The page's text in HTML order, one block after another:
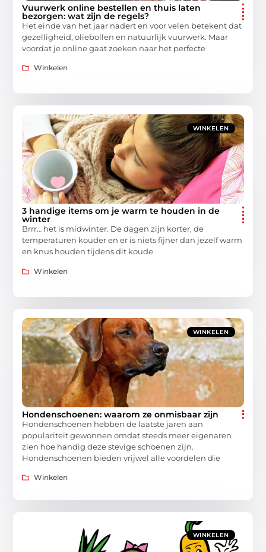
Vuurwerk online bestellen en thuis laten
bezorgen: wat zijn de regels?
Het einde van het jaar nadert en voor velen betekent dat
gezelligheid, oliebollen en natuurlijk vuurwerk. Maar
voordat je online gaat zoeken naar het perfecte
Winkelen
WINKELEN
3 handige items om je warm te houden in de
winter
Brrr… het is midwinter. De dagen zijn korter, de
temperaturen kouder en er is niets fijner dan jezelf warm
en knus houden tijdens dit koude
Winkelen
WINKELEN
Hondenschoenen: waarom ze onmisbaar zijn
Hondenschoenen hebben de laatste jaren aan
populariteit gewonnen omdat steeds meer eigenaren
zien hoe handig deze stevige schoenen zijn.
Hondenschoenen bieden vrijwel alle voordelen die
Winkelen
WINKELEN